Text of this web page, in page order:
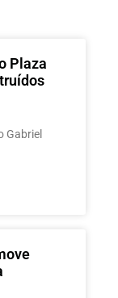
Plaza
Gabriel